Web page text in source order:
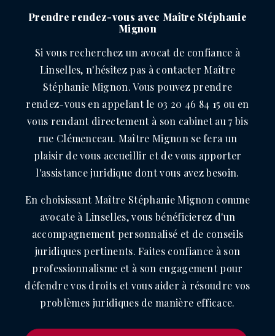
Prendre rendez-vous avec Maître Stéphanie
Mignon
Si vous recherchez un avocat de confiance à
Linselles, n'hésitez pas à contacter Maître
Stéphanie Mignon. Vous pouvez prendre
rendez-vous en appelant le 03 20 46 84 15 ou en
vous rendant directement à son cabinet au 7 bis
rue Clémenceau. Maître Mignon se fera un
plaisir de vous accueillir et de vous apporter
l'assistance juridique dont vous avez besoin.
En choisissant Maître Stéphanie Mignon comme
avocate à Linselles, vous bénéficierez d'un
accompagnement personnalisé et de conseils
juridiques pertinents. Faites confiance à son
professionnalisme et à son engagement pour
défendre vos droits et vous aider à résoudre vos
problèmes juridiques de manière efficace.